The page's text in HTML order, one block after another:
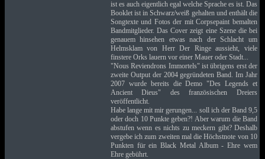
ist es auch eigentlich egal welche Sprache es ist. Das
Booklet ist in Schwarz/weiß gehalten und enthält die
Songtexte und Fotos der mit Corpsepaint bemalten
Bandmitglieder. Das Cover zeigt eine Szene die bei
genauem hinsehen etwas nach der Schlacht um
Helmsklam von Herr Der Ringe aussieht, viele
finstere Orks lauern vor einer Mauer oder Stadt...
"Nous Reviendrons Immortels" ist übrigens erst der
zweite Output der 2004 gegründeten Band. Im Jahr
2007 wurde bereits die Demo "Des Legends et
Ancient Dieus" des französischen Dreiers
veröffentlicht.
Habe lange mit mir gerungen... soll ich der Band 9,5
oder doch 10 Punkte geben?! Aber warum die Band
abstufen wenn es nichts zu meckern gibt? Deshalb
vergebe ich zum zweiten mal die Höchstnote von 10
Punkten für ein Black Metal Album - Ehre wem
Ehre gebührt.